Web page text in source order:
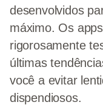
desenvolvidos
máximo. Os
rigorosamente
últimas
você a evitar
dispendiosos.